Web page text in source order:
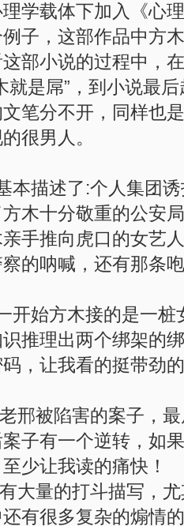
学载体下加入《心
子，这部作品中方
部小说的过程中，
就是屌”，到小说最
笔分不开，同样也
很男人。
本描述了:个人集团
木十分敬重的公安
手推向虎口的女艺
的呐喊，还有那条
开始方木接的是一
推理出两个绑架的
，让我看的挺带劲
邢被陷害的案子，
子有一个逆转，如
少让我读的痛快！
大量的打斗描写，
有很多复杂的煽情